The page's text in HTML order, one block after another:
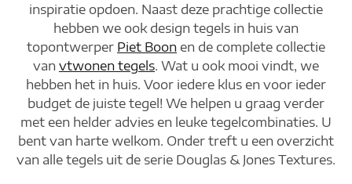
inspiratie opdoen. Naast deze prachtige collectie
hebben we ook design tegels in huis van
topontwerper Piet Boon en de complete collectie
van vtwonen tegels. Wat u ook mooi vindt, we
hebben het in huis. Voor iedere klus en voor ieder
budget de juiste tegel! We helpen u graag verder
met een helder advies en leuke tegelcombinaties. U
bent van harte welkom. Onder treft u een overzicht
van alle tegels uit de serie Douglas & Jones Textures.